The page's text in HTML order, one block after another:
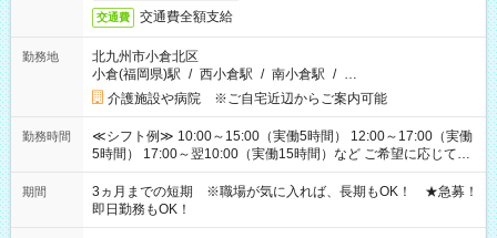
交通費 交通費全額支給
勤務地
北九州市小倉北区
小倉(福岡県)駅 / 西小倉駅 / 南小倉駅 / …
介護施設や病院 ※ご自宅近辺からご案内可能
勤務時間
≪シフト例≫ 10:00～15:00（実働5時間） 12:00～17:00（実働
5時間） 17:00～翌10:00（実働15時間）など ご希望に応じて、
働く時間は調整できます！ お気軽に担当へ相談ください！
期間
3ヵ月までの短期 ※職場が気に入れば、長期もOK！ ★急募！
即日勤務もOK！